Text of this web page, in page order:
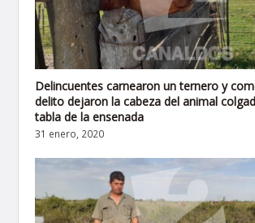
Delincuentes carnearon un ternero y
delito dejaron la cabeza del animal
tabla de la ensenada
31 enero, 2020